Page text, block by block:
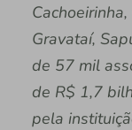
Gravataí,
de 57 mil
de R$ 1,7
pela